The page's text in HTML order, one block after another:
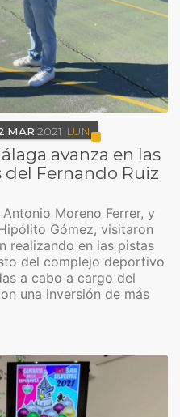
MAR 2021 LUN
avanza en las
del Fernando Ruiz
Moreno Ferrer, y
Gómez, visitaron
realizando en las pistas
del complejo deportivo
a cabo a cargo del
una inversión de más